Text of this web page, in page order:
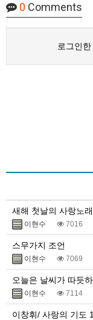
0 Comments
로그인
새해 첫날의 사랑노래
이현수 7016
스무가지 조언
이현수 7069
오늘은 날씨가 따듯
이현수 7114
이창휘/ 사랑의 기도